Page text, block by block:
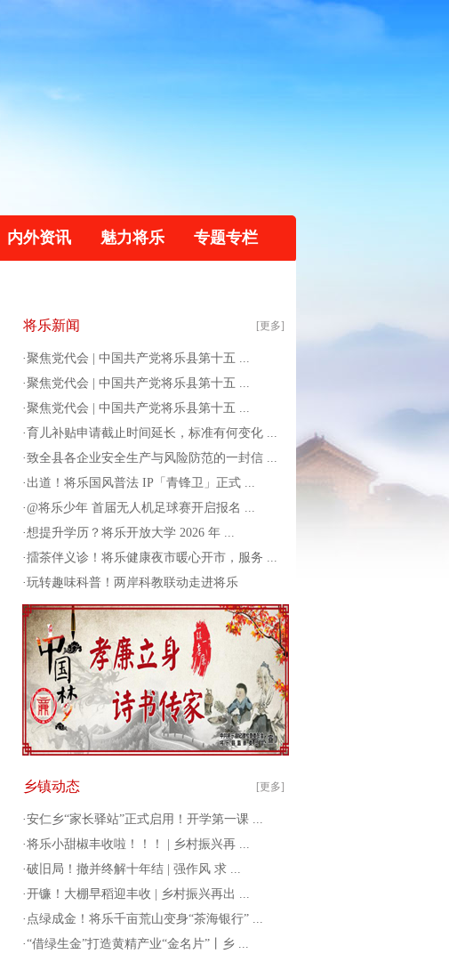
内外资讯 魅力将乐 专题专栏
[更多]
将乐新闻
·聚焦党代会 | 中国共产党将乐县第十五 ...
·聚焦党代会 | 中国共产党将乐县第十五 ...
·聚焦党代会 | 中国共产党将乐县第十五 ...
· 育儿补贴申请截止时间延长，标准有何变化 ...
·致全县各企业安全生产与风险防范的一封信 ...
· 出道！将乐国风普法 IP「青锋卫」正式 ...
·@将乐少年 首届无人机足球赛开启报名 ...
·想提升学历？将乐开放大学 2026 年 ...
·擂茶伴义诊！将乐健康夜市暖心开市，服务 ...
·玩转趣味科普！两岸科教联动走进将乐
[更多]
乡镇动态
·安仁乡“家长驿站”正式启用！开学第一课 ...
·将乐小甜椒丰收啦！！！ | 乡村振兴再 ...
·破旧局！撤并终解十年结 | 强作风 求 ...
·开镰！大棚早稻迎丰收 | 乡村振兴再出 ...
· 点绿成金！将乐千亩荒山变身“茶海银行” ...
·“借绿生金”打造黄精产业“金名片”丨乡 ...